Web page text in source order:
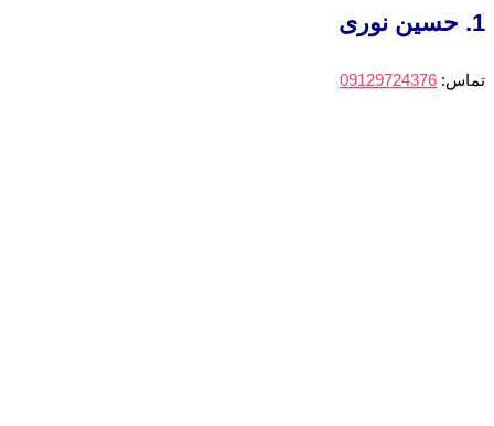
1. حسین نوری
تماس: 09129724376